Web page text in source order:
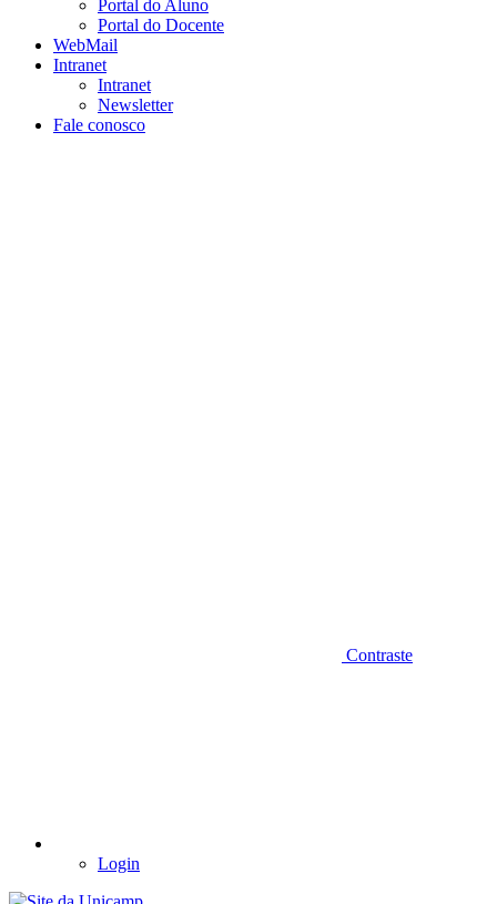
Portal do Aluno
Portal do Docente
WebMail
Intranet
Intranet
Newsletter
Fale conosco
Contraste
Login